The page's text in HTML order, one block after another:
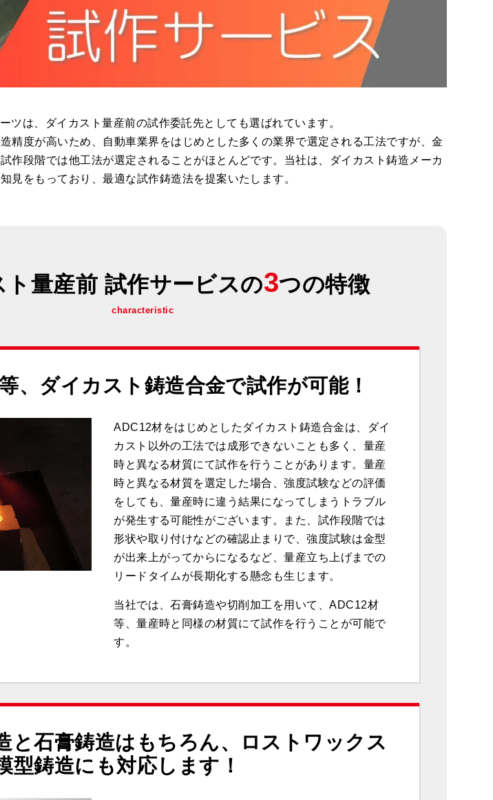
ツは、ダイカスト量産前の試作委託先としても選ばれています。
精度が高いため、自動車業界をはじめとした多くの業界で選定される工法ですが、金
作段階では他工法が選定されることがほとんどです。当社は、ダイカスト鋳造メーカ
見をもっており、最適な試作鋳造法を提案いたします。
ト量産前 試作サービスの3つの特徴
characteristic
、ダイカスト鋳造合金で試作が可能！
ADC12材をはじめとしたダイカスト鋳造合金は、ダイ
カスト以外の工法では成形できないことも多く、量産
時と異なる材質にて試作を行うことがあります。量産
時と異なる材質を選定した場合、強度試験などの評価
をしても、量産時に違う結果になってしまうトラブル
が発生する可能性がございます。また、試作段階では
形状や取り付けなどの確認止まりで、強度試験は金型
が出来上がってからになるなど、量産立ち上げまでの
リードタイムが長期化する懸念も生じます。
当社では、石膏鋳造や切削加工を用いて、ADC12材
等、量産時と同様の材質にて試作を行うことが可能で
す。
と石膏鋳造はもちろん、ロストワックス
型鋳造にも対応します！